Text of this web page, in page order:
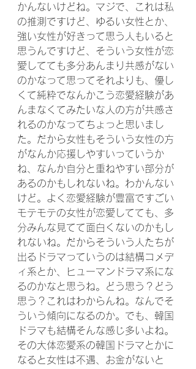
かんないけどね。マジで、これは私
の推測ですけど、ゆるい女性とか、
強い女性が好きって思う人もいると
思うんですけど、そういう女性が恋
愛してても多分あんまり共感がない
のかなって思ってそれよりも、優し
くて純粋でなんかこう恋愛経験があ
んまなくてみたいな人の方が共感さ
れるのかなってちょっと思いまし
た。だから女性もそういう女性の方
がなんか応援しやすいっていうか
ね、なんか自分と重ねやすい部分が
あるのかもしれないね。わかんない
けど。よく恋愛経験が豊富ですごい
モテモテの女性が恋愛してても、多
分みんな見てて面白くないのかもし
れないね。だからそういう人たちが
出るドラマっていうのは結構コメデ
ィ系とか、ヒューマンドラマ系にな
るのかなと思うね。どう思う？どう
思う？これはわからんね。なんでそ
ういう傾向になるのか。でも、韓国
ドラマも結構そんな感じ多いよね。
その大体恋愛系の韓国ドラマとかに
なると女性は不遇、お金がないと